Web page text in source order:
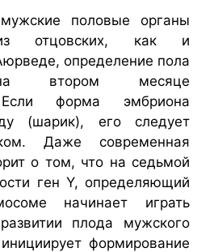
половые органы
отцовских, как и
определение пола
втором месяце
Если форма эмбриона
(шарик), его следует
Даже современная
о том, что на седьмой
ген Y, определяющий
начинает играть
плода мужского
формирование